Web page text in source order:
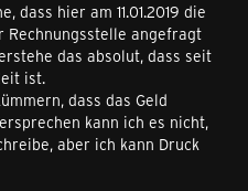
dass hier am 11.01.2019 die
Rechnungsstelle angefragt
das absolut, dass seit
ist.
dass das Geld
kann ich es nicht,
aber ich kann Druck